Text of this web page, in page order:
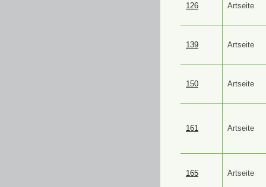
126 Artseite
139 Artseite
150 Artseite
161 Artseite
165 Artseite